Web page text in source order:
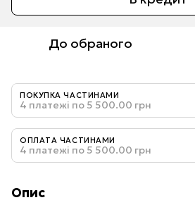
До обраного
ПОКУПКА ЧАСТИНАМИ
4 платежі по 5 500.00 грн
ОПЛАТА ЧАСТИНАМИ
4 платежі по 5 500.00 грн
Опис